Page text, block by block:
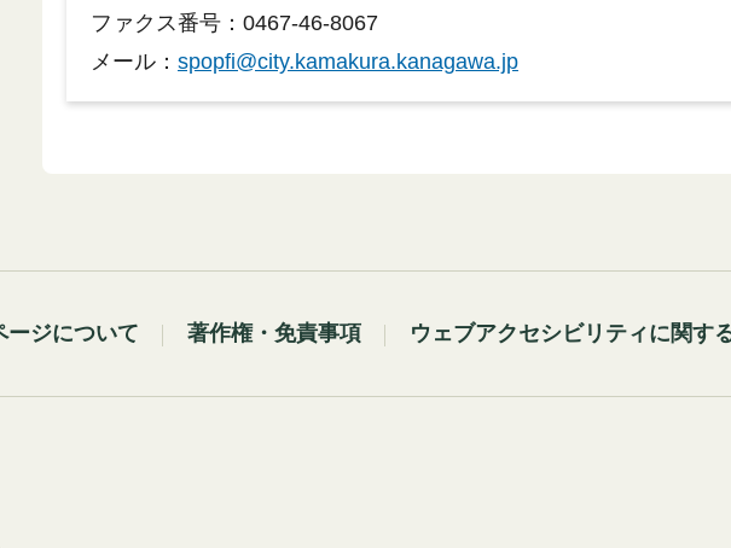
ファクス番号：0467-46-8067
メール： spopfi@city.kamakura.kanagawa.jp
ージについて 著作権・免責事項 ウェブアクセシビリティに関す